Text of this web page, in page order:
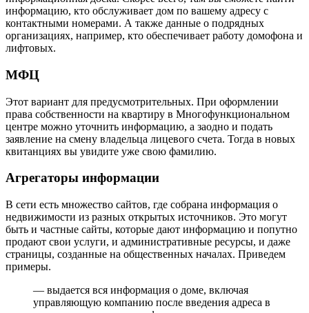
информацию, кто обслуживает дом по вашему адресу с
контактными номерами. А также данные о подрядных
организациях, например, кто обеспечивает работу домофона и
лифтовых.
МФЦ
Этот вариант для предусмотрительных. При оформлении
права собственности на квартиру в Многофункциональном
центре можно уточнить информацию, а заодно и подать
заявление на смену владельца лицевого счета. Тогда в новых
квитанциях вы увидите уже свою фамилию.
Агрегаторы информации
В сети есть множество сайтов, где собрана информация о
недвижимости из разных открытых источников. Это могут
быть и частные сайты, которые дают информацию и попутно
продают свои услуги, и административные ресурсы, и даже
страницы, созданные на общественных началах. Приведем
примеры.
— выдается вся информация о доме, включая
управляющую компанию после введения адреса в